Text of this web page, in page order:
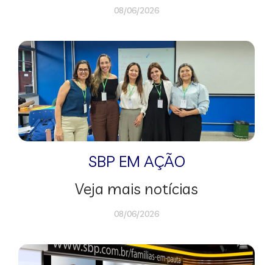
08/06/2026
SBP EM AÇÃO
Veja mais notícias
08/06/2026